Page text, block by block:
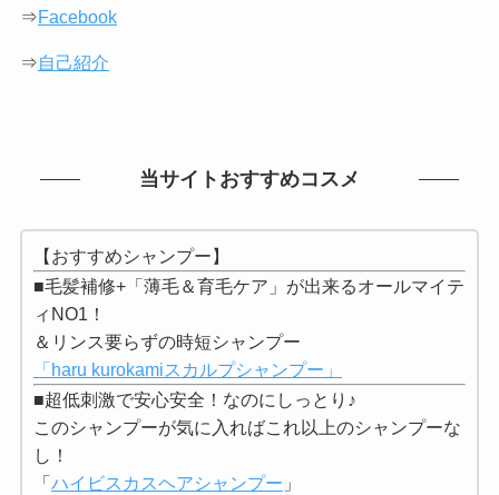
⇒Facebook
⇒自己紹介
当サイトおすすめコスメ
【おすすめシャンプー】
■毛髪補修+「薄毛＆育毛ケア」が出来るオールマイテ
ィNO1！
＆リンス要らずの時短シャンプー
「haru kurokamiスカルプシャンプー」
■超低刺激で安心安全！なのにしっとり♪
このシャンプーが気に入ればこれ以上のシャンプーな
し！
「 ハイビスカスヘアシャンプー 」